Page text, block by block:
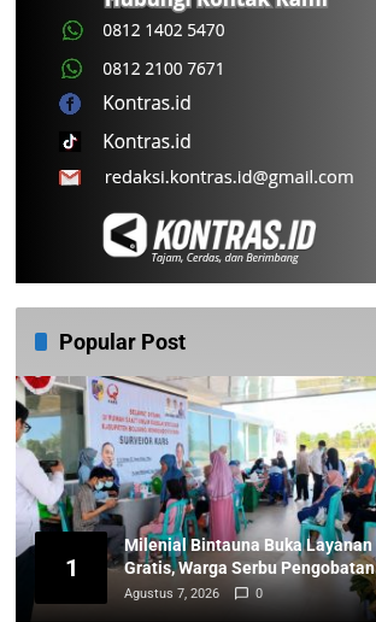
Popular Post
1
Milenial Bintauna Buka Layanan
Gratis, Warga Serbu Pengobatan
dan Sunatan
Agustus 7, 2026 0